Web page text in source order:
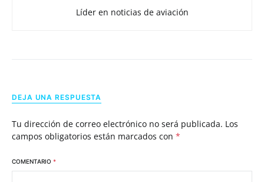
Líder en noticias de aviación
DEJA UNA RESPUESTA
Tu dirección de correo electrónico no será publicada. Los
campos obligatorios están marcados con *
COMENTARIO *